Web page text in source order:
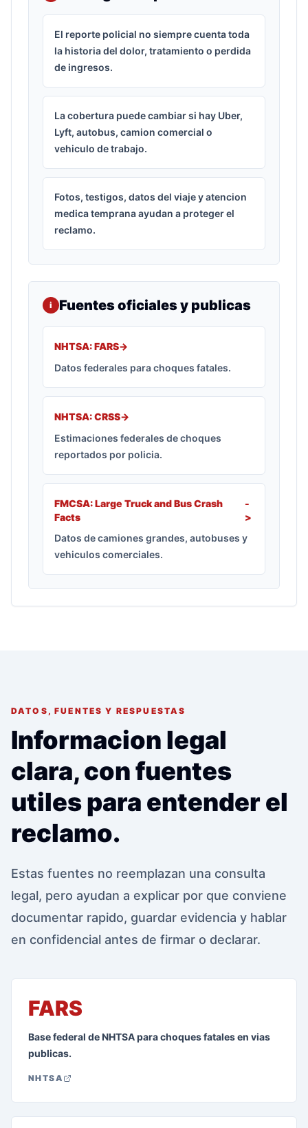
El reporte policial no siempre cuenta toda
la historia del dolor, tratamiento o perdida
de ingresos.
La cobertura puede cambiar si hay Uber,
Lyft, autobus, camion comercial o
vehiculo de trabajo.
Fotos, testigos, datos del viaje y atencion
medica temprana ayudan a proteger el
reclamo.
i Fuentes oficiales y publicas
NHTSA: FARS->
Datos federales para choques fatales.
NHTSA: CRSS->
Estimaciones federales de choques
reportados por policia.
FMCSA: Large Truck and Bus Crash
Facts
-
>
Datos de camiones grandes, autobuses y
vehiculos comerciales.
DATOS, FUENTES Y RESPUESTAS
Informacion legal
clara, con fuentes
utiles para entender el
reclamo.
Estas fuentes no reemplazan una consulta
legal, pero ayudan a explicar por que conviene
documentar rapido, guardar evidencia y hablar
en confidencial antes de firmar o declarar.
FARS
Base federal de NHTSA para choques fatales en vias
publicas.
NHTSA